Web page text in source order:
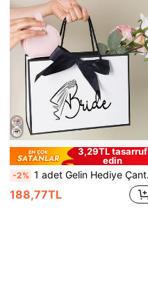
3,29TL tasarruf
edin
-2% 1 adet Gelin Hediye Çantası, Düğün Dekorasyonu Hediye Paketleme Çantası, Nedime Hediye Taşıma Çantası, Yaratıcı Düğün Dekorasyonu, Gelin Partisi Hediyeleri, Düğün Süslemeleri, Düğün Partisi Hediyeleri İçin Uygundur
188,77TL